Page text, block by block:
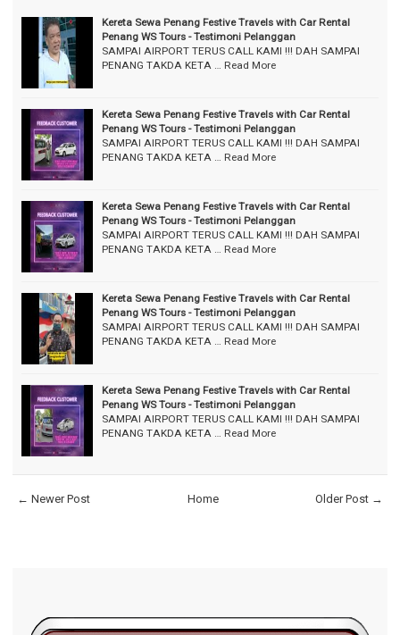
Kereta Sewa Penang Festive Travels with Car Rental
Penang WS Tours - Testimoni Pelanggan
SAMPAI AIRPORT TERUS CALL KAMI !!! DAH SAMPAI
PENANG TAKDA KETA …
Read More
Kereta Sewa Penang Festive Travels with Car Rental
Penang WS Tours - Testimoni Pelanggan
SAMPAI AIRPORT TERUS CALL KAMI !!! DAH SAMPAI
PENANG TAKDA KETA …
Read More
Kereta Sewa Penang Festive Travels with Car Rental
Penang WS Tours - Testimoni Pelanggan
SAMPAI AIRPORT TERUS CALL KAMI !!! DAH SAMPAI
PENANG TAKDA KETA …
Read More
Kereta Sewa Penang Festive Travels with Car Rental
Penang WS Tours - Testimoni Pelanggan
SAMPAI AIRPORT TERUS CALL KAMI !!! DAH SAMPAI
PENANG TAKDA KETA …
Read More
Kereta Sewa Penang Festive Travels with Car Rental
Penang WS Tours - Testimoni Pelanggan
SAMPAI AIRPORT TERUS CALL KAMI !!! DAH SAMPAI
PENANG TAKDA KETA …
Read More
← Newer Post Older Post →
Home